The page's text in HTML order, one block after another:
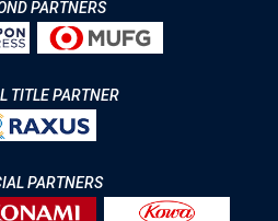
PARTNERS
TITLE PARTNER
PARTNERS